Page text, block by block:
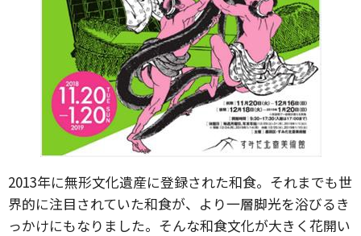
2013年に無形文化遺産に登録された和食。それまでも世
界的に注目されていた和食が、より一層脚光を浴びるき
っかけにもなりました。そんな和食文化が大きく花開い